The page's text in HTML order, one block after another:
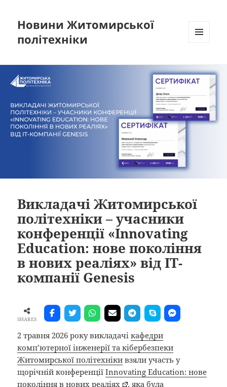
Новини Житомирської
політехніки
ВІДЖЕТИ
Викладачі Житомирської
політехніки – учасники
конференції «Innovating
Education: нове покоління
в нових реаліях» від ІТ-
компанії Genesis
SHARES
2 травня 2026 року викладачікафедри
комп’ютерної інженерії та кібербезпеки
Житомирської політехніки взяли участь у
щорічній конференціїInnovating Education: нове
покоління в нових реаліях
, яка була